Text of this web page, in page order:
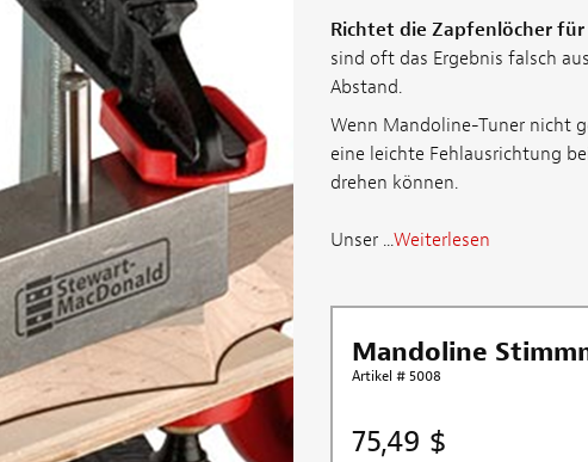
Richtet die Zapfenlöcher
sind oft das Ergebnis falsch
Abstand.
Wenn Mandoline-Tuner nicht
eine leichte Fehlausrichtung
drehen können.
Unser ...Weiterlesen
Mandoline
Artikel # 5008
75,49 $